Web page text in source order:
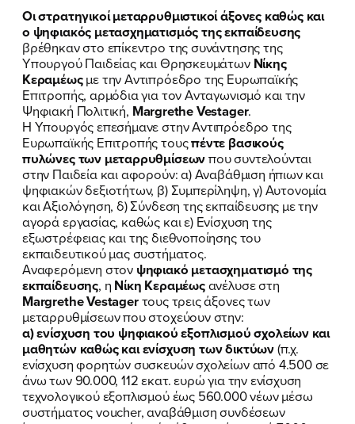
Οι στρατηγικοί μεταρρυθμιστικοί άξονες καθώς και
ο ψηφιακός μετασχηματισμός της εκπαίδευσης
βρέθηκαν στο επίκεντρο της συνάντησης της
Υπουργού Παιδείας και ΘρησκευμάτωνΝίκης
Κεραμέωςμε την Αντιπρόεδρο της Ευρωπαϊκής
Επιτροπής, αρμόδια για τον Ανταγωνισμό και την
Ψηφιακή Πολιτική, MargretheVestager.
Η Υπουργός επεσήμανε στην Αντιπρόεδρο της
Ευρωπαϊκής Επιτροπής τουςπέντε βασικούς
πυλώνες των μεταρρυθμίσεωνπου συντελούνται
στην Παιδεία και αφορούν: α) Αναβάθμιση ήπιων και
ψηφιακών δεξιοτήτων, β) Συμπερίληψη, γ) Αυτονομία
και Αξιολόγηση, δ) Σύνδεση της εκπαίδευσης με την
αγορά εργασίας, καθώς και ε) Ενίσχυση της
εξωστρέφειας και της διεθνοποίησης του
εκπαιδευτικού μας συστήματος.
Αναφερόμενη στον ψηφιακό μετασχηματισμό της
εκπαίδευσης, η Νίκη Κεραμέωςανέλυσε στη
MargretheVestagerτους τρεις άξονες των
μεταρρυθμίσεων που στοχεύουν στην:
α) ενίσχυση του ψηφιακού εξοπλισμού σχολείων και
μαθητών καθώς και ενίσχυση των δικτύων(π.χ.
ενίσχυση φορητών συσκευών σχολείων από 4.500 σε
άνω των 90.000, 112 εκατ. ευρώ για την ενίσχυση
τεχνολογικού εξοπλισμού έως 560.000 νέων μέσω
συστήματος voucher, αναβάθμιση συνδέσεων
ΥΠΟΒΟΛΗ
ΥΠΟΒΟΛΗ